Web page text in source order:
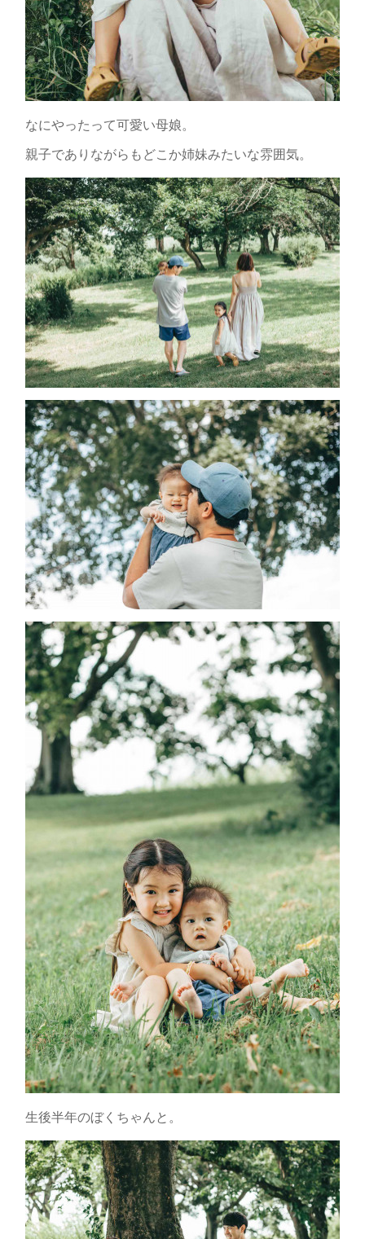
なにやったって可愛い母娘。
親子でありながらもどこか姉妹みたいな雰囲気。
生後半年のぼくちゃんと。